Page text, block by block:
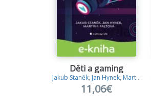
Děti a gaming
Jakub Staněk, Jan Hynek, Martina Faltová
11,06€